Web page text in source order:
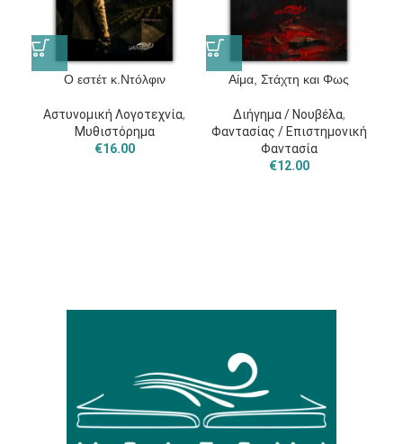
O εστέτ κ.Ντόλφιν
Αστυνομική Λογοτεχνία,
Μυθιστόρημα
€16.00
Αίμα, Στάχτη και Φως
Διήγημα / Νουβέλα,
Φαντασίας / Επιστημονική
Φαντασία
€12.00